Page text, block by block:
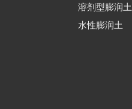
溶剂型膨润土
水性膨润土